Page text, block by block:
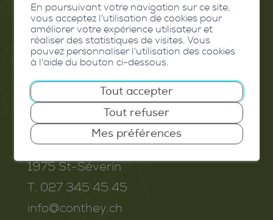
Contact
Extranet
Valais Excellence
Commune de Conthey
Route de Savoie 54
1975 St-Séverin
T. 027 345 45 45
info@conthey.ch
En poursuivant votre navigation sur ce site,
vous acceptez l'utilisation de cookies pour
améliorer votre expérience utilisateur et
réaliser des statistiques de visites. Vous
pouvez personnaliser l'utilisation des cookies
à l'aide du bouton ci-dessous.
Tout accepter
Tout refuser
Mes préférences